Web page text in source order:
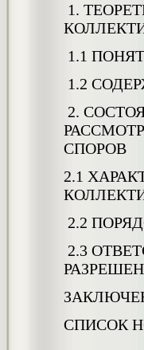
1.
1.1
1.2
2.
СПОРОВ
2.1
2.2
2.3
СПИСОК